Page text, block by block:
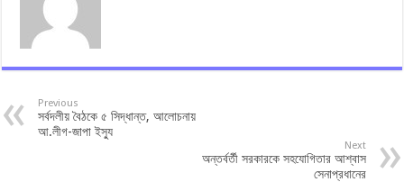
Previous
সর্বদলীয় বৈঠকে ৫ সিদ্ধান্ত, আলোচনায়
আ.লীগ-জাপা ইস্যু
Next
অন্তর্বর্তী সরকারকে সহযোগিতার আশ্বাস
সেনাপ্রধানের